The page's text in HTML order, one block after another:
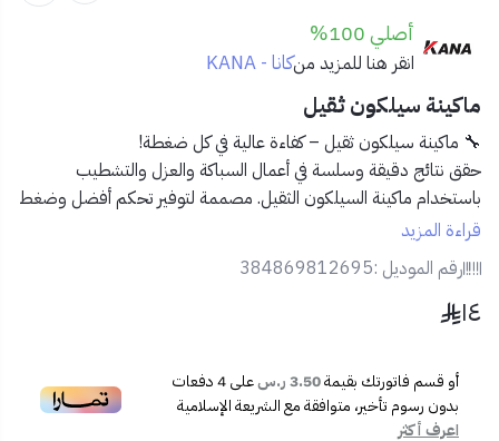
أصلي 100%
انقر هنا للمزيد منكانا - KANA
ماكينة سيلكون ثقيل
🔧 ماكينة سيلكون ثقيل – كفاءة عالية في كل ضغطة!
حقق نتائج دقيقة وسلسة في أعمال السباكة والعزل والتشطيب
باستخدام ماكينة السيلكون الثقيل. مصممة لتوفير تحكم أفضل وضغط
متوازن مع تحمل الاستخدام القوي والمتكرر.
✅ المميزات:
🏗️
⚙️مناسبة لجميع عبوات السيليكون القياسية
🟡لون أصفر واضح
يسهل إيجاده في موقع العمل
قراءة المزيد
رقم الموديل :384869812695
١٤
أو قسم فاتورتك بقيمة3.50 ر.س على4دفعات
بدون رسوم تأخير، متوافقة مع الشريعة الإسلامية
اعرف أكثر